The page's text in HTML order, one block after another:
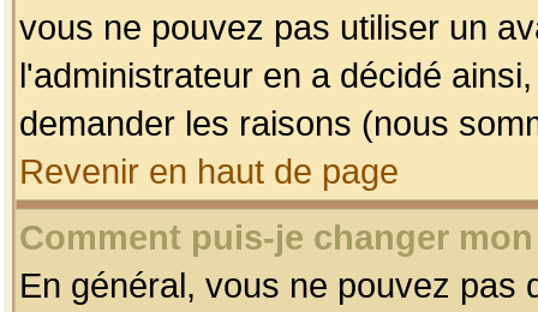
vous ne pouvez pas utiliser un
l'administrateur en a décidé
demander les raisons (nous
Revenir en haut de page
Comment puis-je changer
En général, vous ne pouvez pas